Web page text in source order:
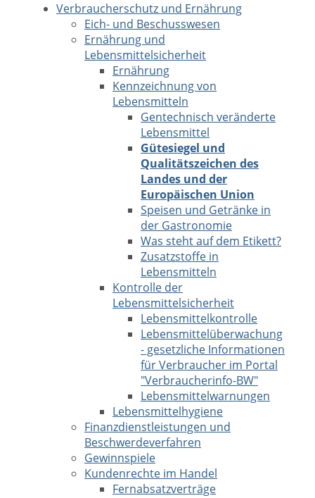
Verbraucherschutz und Ernährung
Eich- und Beschusswesen
Ernährung und
Lebensmittelsicherheit
Ernährung
Kennzeichnung von
Lebensmitteln
Gentechnisch veränderte
Lebensmittel
Gütesiegel und
Qualitätszeichen des
Landes und der
Europäischen Union
Speisen und Getränke in
der Gastronomie
Was steht auf dem Etikett?
Zusatzstoffe in
Lebensmitteln
Kontrolle der
Lebensmittelsicherheit
Lebensmittelkontrolle
Lebensmittelüberwachung
- gesetzliche Informationen
für Verbraucher im Portal
"Verbraucherinfo-BW"
Lebensmittelwarnungen
Lebensmittelhygiene
Finanzdienstleistungen und
Beschwerdeverfahren
Gewinnspiele
Kundenrechte im Handel
Fernabsatzverträge